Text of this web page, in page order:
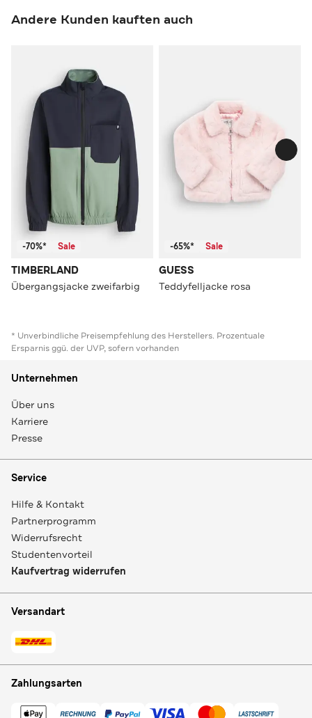
Andere Kunden kauften auch
-70%* Sale
TIMBERLAND
Übergangsjacke zweifarbig
-65%* Sale
GUESS
Teddyfelljacke rosa
* Unverbindliche Preisempfehlung des Herstellers. Prozentuale
Ersparnis ggü. der UVP, sofern vorhanden
Unternehmen
Über uns
Karriere
Presse
Service
Hilfe & Kontakt
Partnerprogramm
Widerrufsrecht
Studentenvorteil
Kaufvertrag widerrufen
Versandart
Zahlungsarten